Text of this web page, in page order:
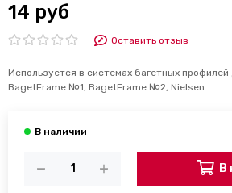
14 руб
Оставить отзыв
Используется в системах багетных профилей
BagetFrame №1, BagetFrame №2, Nielsen.
В